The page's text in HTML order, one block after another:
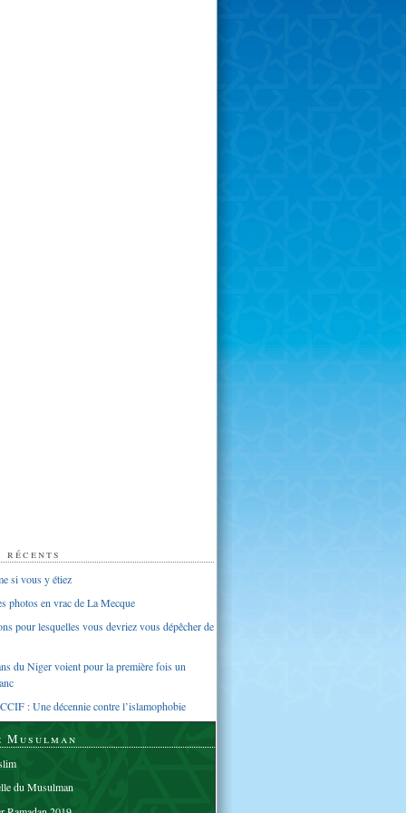
si vous y étiez
photos en vrac de La Mecque
pour lesquelles vous devriez vous dépêcher de
du Niger voient pour la première fois un
: Une décennie contre l’islamophobie
Musulman
du Musulman